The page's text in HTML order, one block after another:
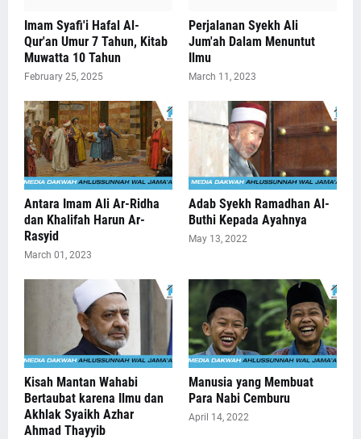
Imam Syafi'i Hafal Al-
Qur'an Umur 7 Tahun, Kitab
Muwatta 10 Tahun
February 25, 2025
Perjalanan Syekh Ali
Jum'ah Dalam Menuntut
Ilmu
March 11, 2023
Antara Imam Ali Ar-Ridha
dan Khalifah Harun Ar-
Rasyid
March 01, 2023
Adab Syekh Ramadhan Al-
Buthi Kepada Ayahnya
May 13, 2022
Kisah Mantan Wahabi
Bertaubat karena Ilmu dan
Akhlak Syaikh Azhar
Ahmad Thayyib
Manusia yang Membuat
Para Nabi Cemburu
April 14, 2022